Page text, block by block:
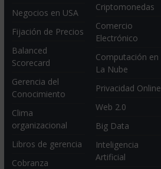
Negocios en USA
Fijación de Precios
Balanced
Scorecard
Gerencia del
Conocimiento
Clima
organizacional
Libros de gerencia
Cobranza
Criptomonedas
Comercio
Electrónico
Computación en
La Nube
Privacidad Online
Web 2.0
Big Data
Inteligencia
Artificial